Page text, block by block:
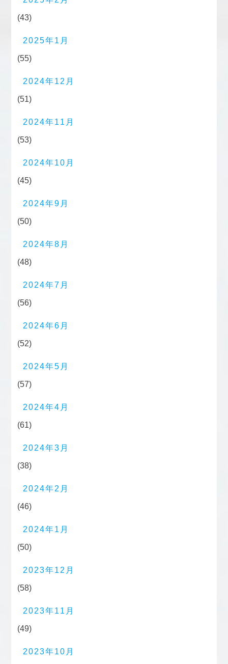
(43)
2025年1月
(55)
2024年12月
(51)
2024年11月
(53)
2024年10月
(45)
2024年9月
(50)
2024年8月
(48)
2024年7月
(56)
2024年6月
(52)
2024年5月
(57)
2024年4月
(61)
2024年3月
(38)
2024年2月
(46)
2024年1月
(50)
2023年12月
(58)
2023年11月
(49)
2023年10月